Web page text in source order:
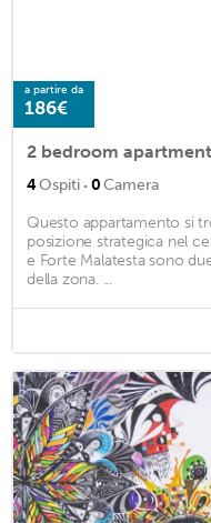
a partire da
186€
4Ospiti · 0Camera
Questo appartamento si
posizione strategica nel
e Forte Malatesta sono
della zona. ...